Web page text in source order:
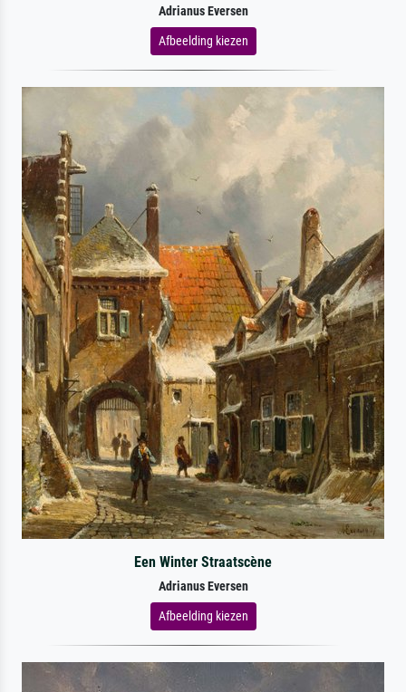
Adrianus Eversen
Afbeelding kiezen
Een Winter Straatscène
Adrianus Eversen
Afbeelding kiezen